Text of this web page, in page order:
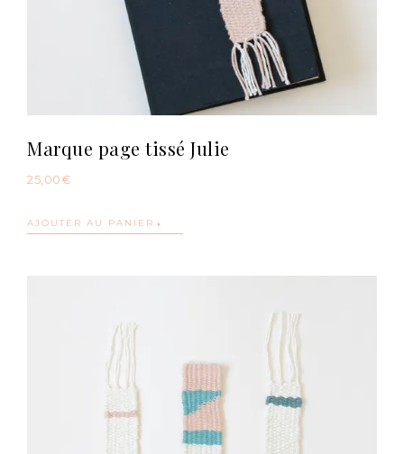
Marque page tissé Julie
25,00 €
AJOUTER AU PANIER